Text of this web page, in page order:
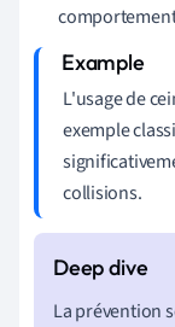
L'usage de
exemple
collisions.
La prévention